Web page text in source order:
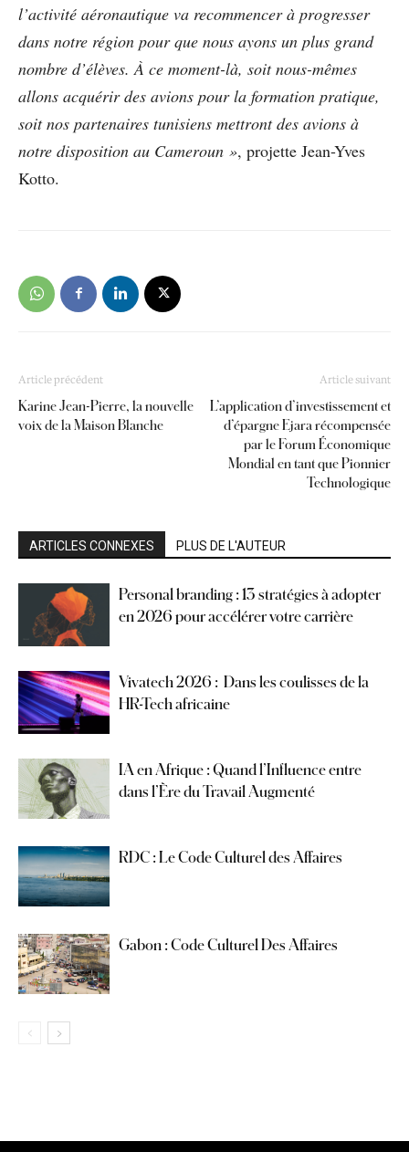
l’activité aéronautique va recommencer à progresser
dans notre région pour que nous ayons un plus grand
nombre d’élèves. À ce moment-là, soit nous-mêmes
allons acquérir des avions pour la formation pratique,
soit nos partenaires tunisiens mettront des avions à
notre disposition au Cameroun », projette Jean-Yves
Kotto.
Article précédent
Karine Jean-Pierre, la nouvelle
voix de la Maison Blanche
Article suivant
L’application d’investissement et
d’épargne Ejara récompensée
par le Forum Économique
Mondial en tant que Pionnier
Technologique
ARTICLES CONNEXES PLUS DE L'AUTEUR
Personal branding : 13 stratégies à adopter
en 2026 pour accélérer votre carrière
Vivatech 2026 : Dans les coulisses de la
HR-Tech africaine
IA en Afrique : Quand l’Influence entre
dans l’Ère du Travail Augmenté
RDC : Le Code Culturel des Affaires
Gabon : Code Culturel Des Affaires